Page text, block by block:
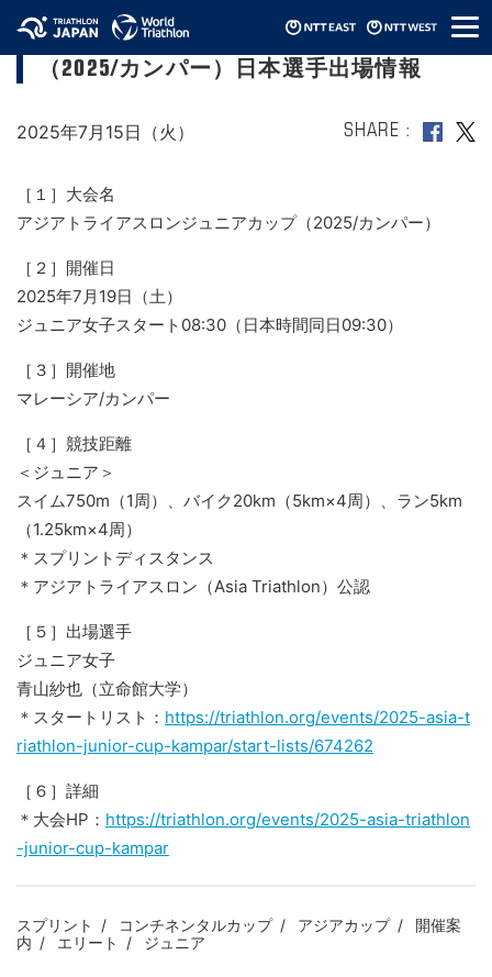
メ
ニ
アジアトライアスロンジュニアカップ
（2025/カンパー）日本選手出場情報
2025年7月15日（火） SHARE
［１］大会名
アジアトライアスロンジュニアカップ（2025/カンパー）
［２］開催日
2025年7月19日（土）
ジュニア女子スタート08:30（日本時間同日09:30）
［３］開催地
マレーシア/カンパー
［４］競技距離
＜ジュニア＞
スイム750m（1周）、バイク20km（5km×4周）、ラン5km
（1.25km×4周）
＊スプリントディスタンス
＊アジアトライアスロン（Asia Triathlon）公認
［５］出場選手
ジュニア女子
青山紗也（立命館大学）
＊スタートリスト： https://triathlon.org/events/2025-asia-t
riathlon-junior-cup-kampar/start-lists/674262
［６］詳細
＊大会HP： https://triathlon.org/events/2025-asia-triathlon
-junior-cup-kampar
スプリント コンチネンタルカップ アジアカップ
開催案
内
エリート ジュニア